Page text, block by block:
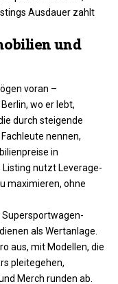
Ausdauer zahlt
und
voran –
wo er lebt,
durch steigende
nennen,
in
nutzt Leverage-
maximieren, ohne
Supersportwagen-
als Wertanlage.
aus, mit Modellen, die
pleitegehen,
Merch runden ab.